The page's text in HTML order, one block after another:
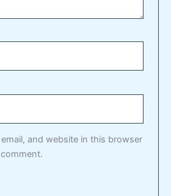
and website in this browser